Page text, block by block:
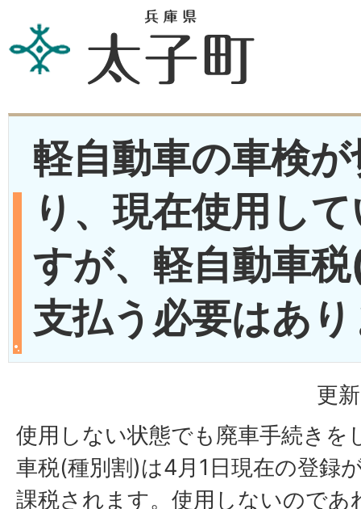
軽自動車の車検
り、現在使用し
すが、軽自動車
支払う必要はあ
更
使用しない状態でも廃車手続きを
車税(種別割)は4月1日現在の登録
課税されます。使用しないのであ